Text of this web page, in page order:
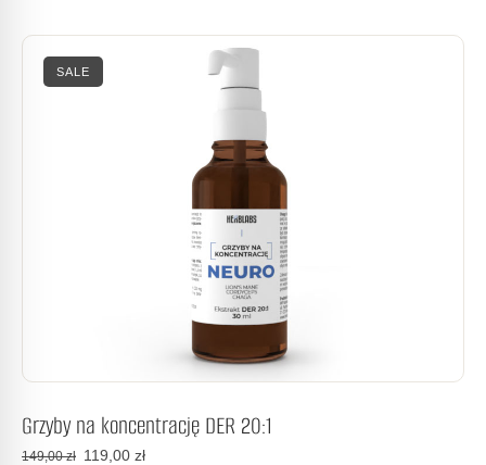
SALE
Grzyby na koncentrację DER 20:1
149,00zł 119,00 zł